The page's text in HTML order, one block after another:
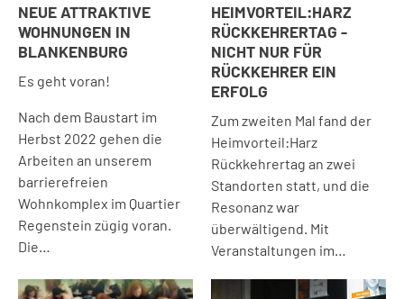
NEUE ATTRAKTIVE
WOHNUNGEN IN
BLANKENBURG
Es geht voran!
Nach dem Baustart im
Herbst 2022 gehen die
Arbeiten an unserem
barrierefreien
Wohnkomplex im Quartier
Regenstein zügig voran.
Die…
HEIMVORTEIL:HARZ
RÜCKKEHRERTAG -
NICHT NUR FÜR
RÜCKKEHRER EIN
ERFOLG
Zum zweiten Mal fand der
Heimvorteil:Harz
Rückkehrertag an zwei
Standorten statt, und die
Resonanz war
überwältigend. Mit
Veranstaltungen im…